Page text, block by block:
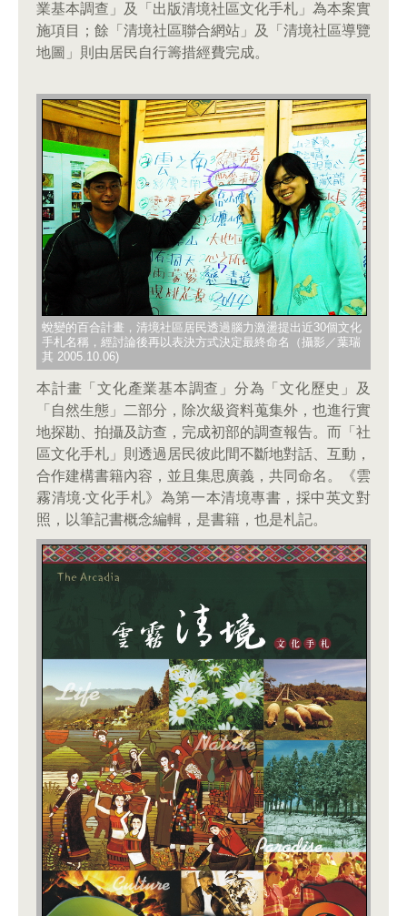
業基本調查」及「出版清境社區文化手札」為本案實
施項目；餘「清境社區聯合網站」及「清境社區導覽
地圖」則由居民自行籌措經費完成。
蛻變的百合計畫，清境社區居民透過腦力激盪提出近30個文化
手札名稱，經討論後再以表決方式決定最終命名（攝影／葉瑞
其 2005.10.06)
本計畫「文化產業基本調查」分為「文化歷史」及
「自然生態」二部分，除次級資料蒐集外，也進行實
地探勘、拍攝及訪查，完成初部的調查報告。而「社
區文化手札」則透過居民彼此間不斷地對話、互動，
合作建構書籍內容，並且集思廣義，共同命名。《雲
霧清境‧文化手札》為第一本清境專書，採中英文對
照，以筆記書概念編輯，是書籍，也是札記。